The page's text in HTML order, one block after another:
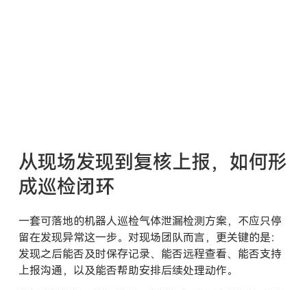
从现场发现到复核上报，如何形
成巡检闭环
一套可落地的机器人巡检气体泄漏检测方案，不应只停
留在发现异常这一步。对现场团队而言，更关键的是：
发现之后能否及时保存记录、能否远程查看、能否支持
上报沟通，以及能否帮助安排后续处理动作。